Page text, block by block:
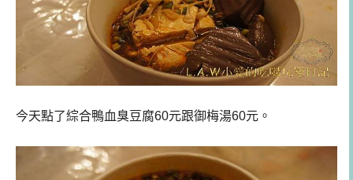
今天點了綜合鴨血臭豆腐60元跟御梅湯60元。